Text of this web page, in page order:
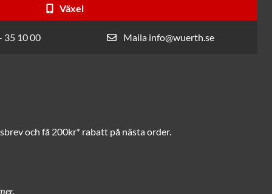
Växel
35 10 00 Maila info@wuerth.se
och få 200kr* rabatt på nästa order.